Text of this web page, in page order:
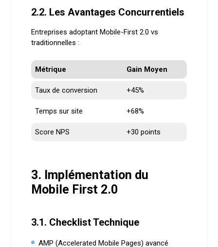
2.2. Les Avantages Concurrentiels
Entreprises adoptant Mobile-First 2.0 vs
traditionnelles :
Métrique Gain Moyen
Taux de conversion +45%
Temps sur site +68%
Score NPS +30 points
3. Implémentation du
Mobile First 2.0
3.1. Checklist Technique
AMP (Accelerated Mobile Pages) avancé